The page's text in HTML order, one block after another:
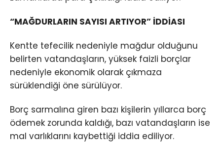
“MAĞDURLARIN SAYISI ARTIYOR” İDDİASI
Kentte tefecilik nedeniyle mağdur olduğunu
belirten vatandaşların, yüksek faizli borçlar
nedeniyle ekonomik olarak çıkmaza
sürüklendiği öne sürülüyor.
Borç sarmalına giren bazı kişilerin yıllarca borç
ödemek zorunda kaldığı, bazı vatandaşların ise
mal varlıklarını kaybettiği iddia ediliyor.